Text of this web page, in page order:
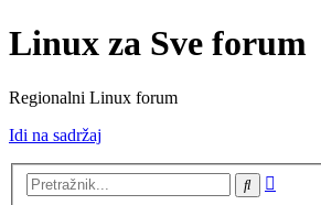
Linux za Sve forum
Regionalni Linux forum
Idi na sadržaj
Pretražnik